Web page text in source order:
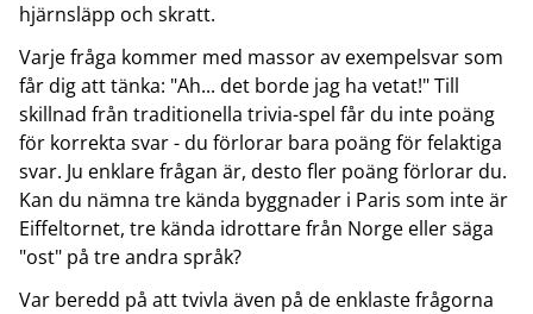
hjärnsläpp och skratt.
Varje fråga kommer med massor av exempelsvar som
får dig att tänka: "Ah... det borde jag ha vetat!" Till
skillnad från traditionella trivia-spel får du inte poäng
för korrekta svar - du förlorar bara poäng för felaktiga
svar. Ju enklare frågan är, desto fler poäng förlorar du.
Kan du nämna tre kända byggnader i Paris som inte är
Eiffeltornet, tre kända idrottare från Norge eller säga
"ost" på tre andra språk?
Var beredd på att tvivla även på de enklaste frågorna